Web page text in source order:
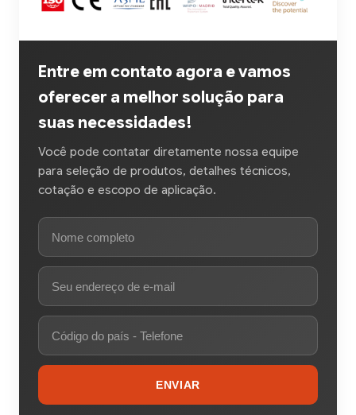
Entre em contato agora e vamos
oferecer a melhor solução para
suas necessidades!
Você pode contatar diretamente nossa equipe
para seleção de produtos, detalhes técnicos,
cotação e escopo de aplicação.
ENVIAR